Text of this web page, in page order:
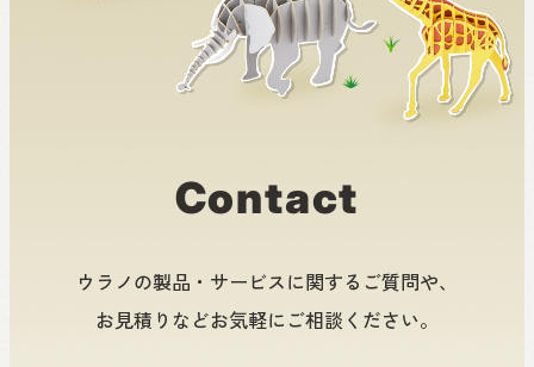
Contact
ウラノの製品・サービスに関するご質問や、
お見積りなどお気軽にご相談ください。